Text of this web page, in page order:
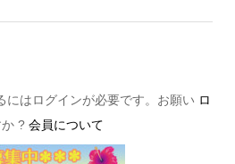
にはログインが必要です。お願い ロ
か ? 会員について